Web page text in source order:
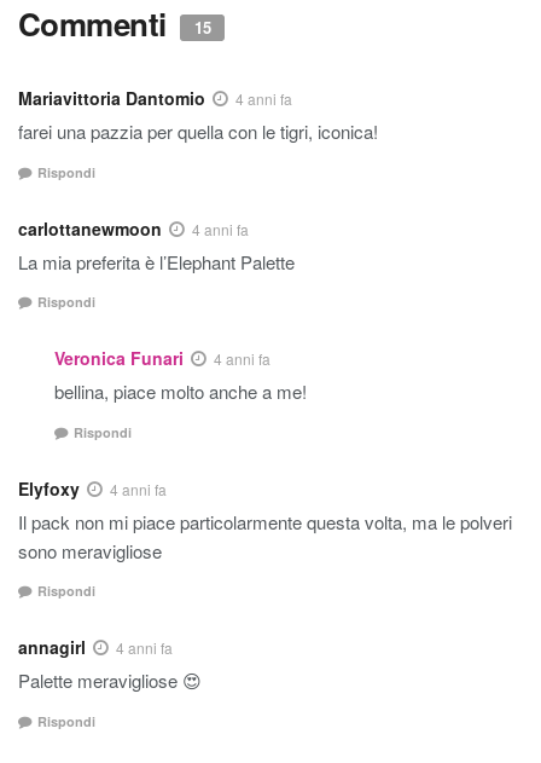
Commenti 15
Mariavittoria Dantomio 4 anni fa
farei una pazzia per quella con le tigri, iconica!
Rispondi
carlottanewmoon 4 anni fa
La mia preferita è l’Elephant Palette
Rispondi
Veronica Funari 4 anni fa
bellina, piace molto anche a me!
Rispondi
Elyfoxy 4 anni fa
Il pack non mi piace particolarmente questa volta, ma le polveri
sono meravigliose
Rispondi
annagirl 4 anni fa
Palette meravigliose 😍
Rispondi